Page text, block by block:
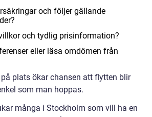
och följer gällande
och tydlig prisinformation?
eller läsa omdömen från
plats ökar chansen att flytten blir
som man hoppas.
många i Stockholm som vill ha en